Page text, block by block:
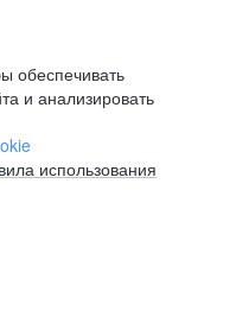
обеспечивать
и анализировать
использования